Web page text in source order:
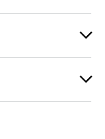

